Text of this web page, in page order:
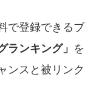
で登録できるブ
ランキング」 を
ンスと被リンク